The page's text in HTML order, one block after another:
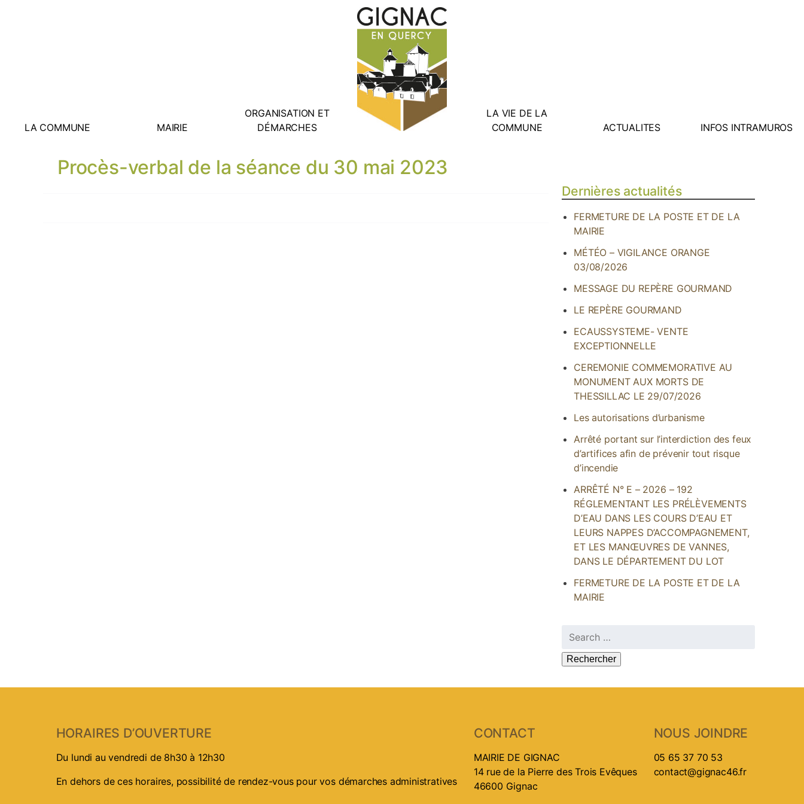
LA COMMUNE MAIRIE
ORGANISATION ET
DÉMARCHES
LA VIE DE LA
COMMUNE
ACTUALITES INFOS INTRAMUROS
Procès-verbal de la séance du 30 mai 2023
Dernières actualités
FERMETURE DE LA POSTE ET DE LA
MAIRIE
MÉTÉO – VIGILANCE ORANGE
03/08/2026
MESSAGE DU REPÈRE GOURMAND
LE REPÈRE GOURMAND
ECAUSSYSTEME- VENTE
EXCEPTIONNELLE
CEREMONIE COMMEMORATIVE AU
MONUMENT AUX MORTS DE
THESSILLAC LE 29/07/2026
Les autorisations d’urbanisme
Arrêté portant sur l’interdiction des feux
d’artifices afin de prévenir tout risque
d’incendie
ARRÊTÉ N° E – 2026 – 192
RÉGLEMENTANT LES PRÉLÈVEMENTS
D’EAU DANS LES COURS D’EAU ET
LEURS NAPPES D’ACCOMPAGNEMENT,
ET LES MANŒUVRES DE VANNES,
DANS LE DÉPARTEMENT DU LOT
FERMETURE DE LA POSTE ET DE LA
MAIRIE
Rechercher :
HORAIRES D’OUVERTURE
Du lundi au vendredi de 8h30 à 12h30
En dehors de ces horaires, possibilité de rendez-vous pour vos démarches administratives
CONTACT
MAIRIE DE GIGNAC
14 rue de la Pierre des Trois Evêques
46600 Gignac
NOUS JOINDRE
05 65 37 70 53
contact@gignac46.fr